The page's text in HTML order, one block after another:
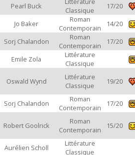
Pearl Buck
Classique
17/20
Jo Baker
Roman
Contemporain
14/20
Sorj Chalandon
Roman
Contemporain
17/20
Emile Zola
Littérature
Classique
Oswald Wynd
Littérature
Classique
19/20
Sorj Chalandon
Roman
Contemporain
17/20
Robert Goolrick
Roman
Contemporain
15/20
Aurélien Scholl
Littérature
Classique